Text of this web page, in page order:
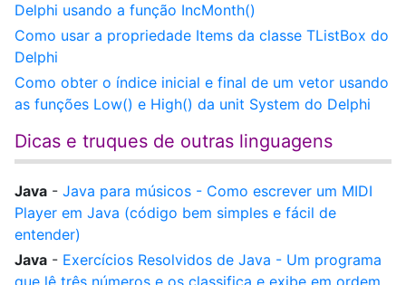
Delphi usando a função IncMonth()
Como usar a propriedade Items da classe TListBox do
Delphi
Como obter o índice inicial e final de um vetor usando
as funções Low() e High() da unit System do Delphi
Dicas e truques de outras linguagens
Java - Java para músicos - Como escrever um MIDI
Player em Java (código bem simples e fácil de
entender)
Java - Exercícios Resolvidos de Java - Um programa
que lê três números e os classifica e exibe em ordem